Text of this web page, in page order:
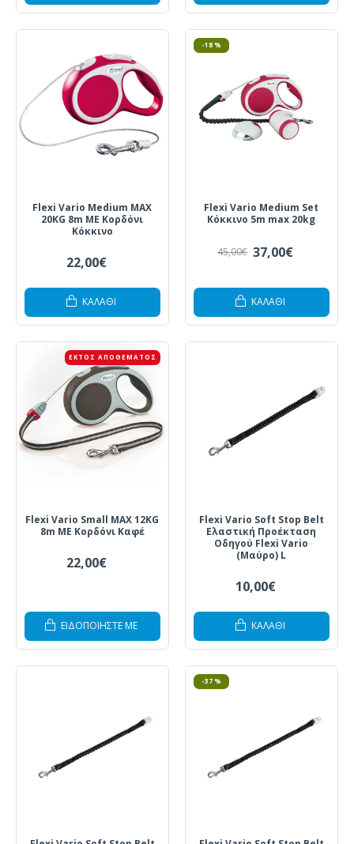
Flexi Vario Medium MAX
20KG 8m ΜΕ Κορδόνι
Κόκκινο
22,00€
ΚΑΛΆΘΙ
-18 %
Flexi Vario Medium Set
Κόκκινο 5m max 20kg
37,00€
45,00€
ΚΑΛΆΘΙ
ΕΚΤΌΣ ΑΠΟΘΈΜΑΤΟΣ
Flexi Vario Small MAX 12KG
8m ΜΕ Κορδόνι Καφέ
22,00€
ΕΙΔΟΠΟΙΗΣΤΕ ΜΕ
Flexi Vario Soft Stop Belt
Ελαστική Προέκταση
Οδηγού Flexi Vario
(Μαύρο) L
10,00€
ΚΑΛΆΘΙ
-37 %